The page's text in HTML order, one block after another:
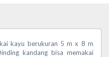
kayu berukuran 5 m x 8 m
kandang bisa memakai